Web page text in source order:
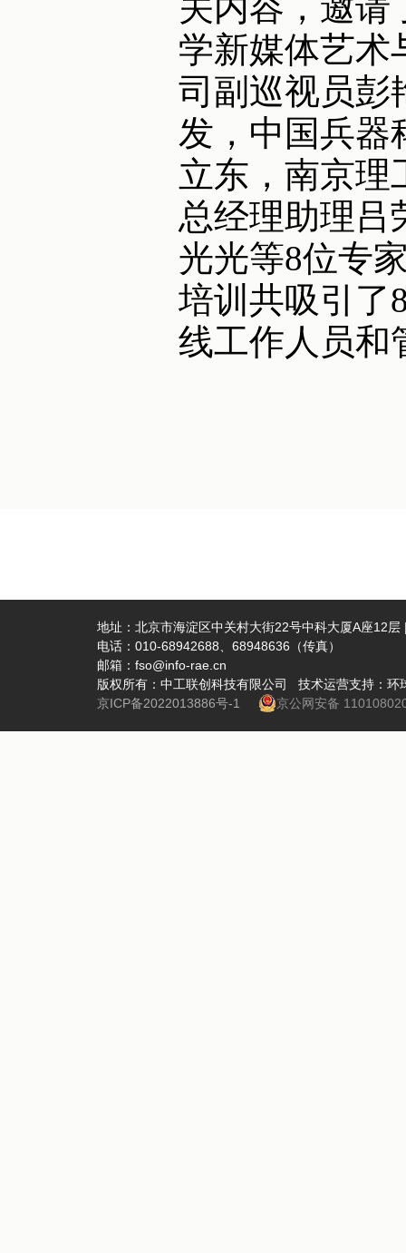
关内容，邀请
学新媒体艺术
司副巡视员彭
发，中国兵器
立东，南京理
总经理助理吕
光光等8位专
培训共吸引了
线工作人员和
地址：北京市海淀区中关村大街22号中科大厦A座12层
电话：010-68942688、68948636（传真）
邮箱：fso@info-rae.cn
版权所有：中工联创科技有限公司 技术运营支持：
京ICP备2022013886号-1
京公网安备